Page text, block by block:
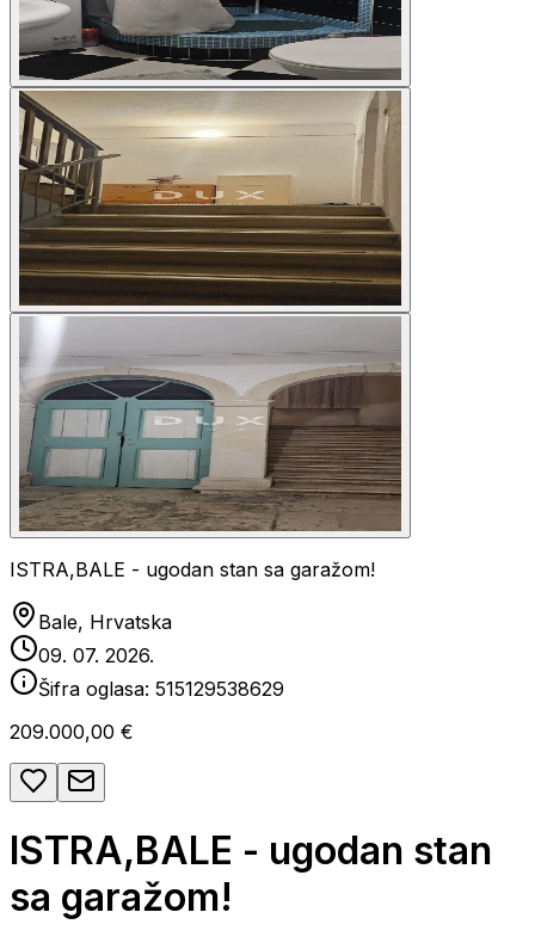
ISTRA,BALE - ugodan stan sa garažom!
Bale, Hrvatska
09. 07. 2026.
Šifra oglasa: 515129538629
209.000,00 €
ISTRA,BALE - ugodan stan
sa garažom!